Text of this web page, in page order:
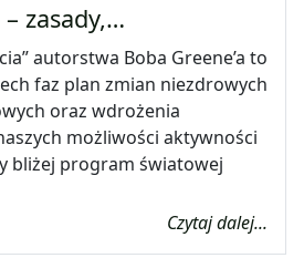
zasady,…
autorstwa Boba Greene’a to
faz plan zmian niezdrowych
oraz wdrożenia
możliwości aktywności
bliżej program światowej
Czytaj dalej...